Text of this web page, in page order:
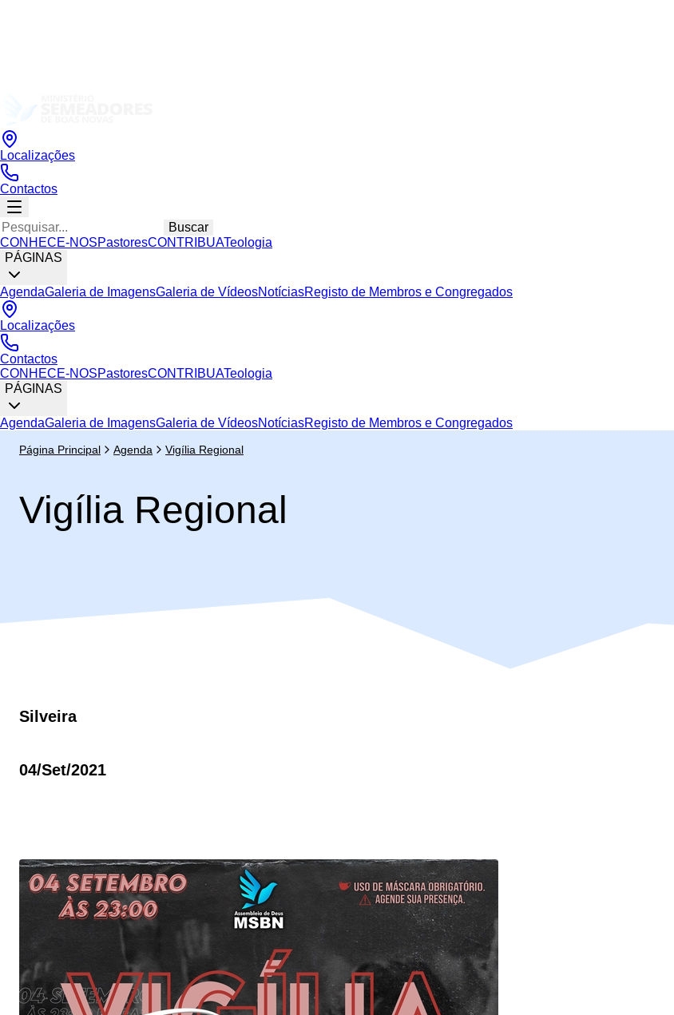
Localizações
Contactos
Buscar
CONHECE-NOSPastoresCONTRIBUATeologia
PÁGINAS
AgendaGaleria de ImagensGaleria de VídeosNotíciasRegisto de Membros e Congregados
Localizações
Contactos
CONHECE-NOSPastoresCONTRIBUATeologia
PÁGINAS
AgendaGaleria de ImagensGaleria de VídeosNotíciasRegisto de Membros e Congregados
Página Principal Agenda Vigília Regional
Vigília Regional
Silveira
04/set/2021